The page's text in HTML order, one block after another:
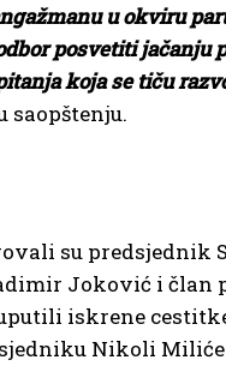
u okviru
posvetiti jačanju
koja se tiču
saopštenju.
su predsjednik
Joković i član
iskrene
Nikoli